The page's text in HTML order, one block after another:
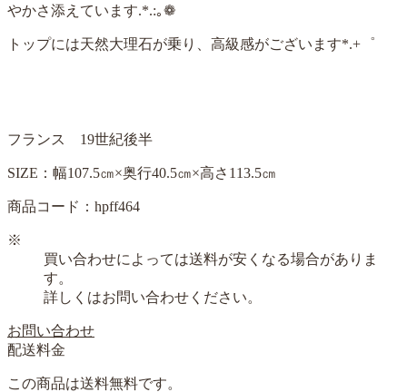
やかさ添えています.*.:｡❁
トップには天然大理石が乗り、高級感がございます*.+゜
フランス 19世紀後半
SIZE：幅107.5㎝×奥行40.5㎝×高さ113.5㎝
商品コード：hpff464
※
買い合わせによっては送料が安くなる場合がありま
す。
詳しくはお問い合わせください。
お問い合わせ
配送料金
この商品は送料無料です。